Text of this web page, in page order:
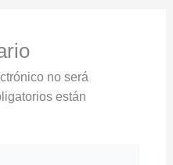
no será
están